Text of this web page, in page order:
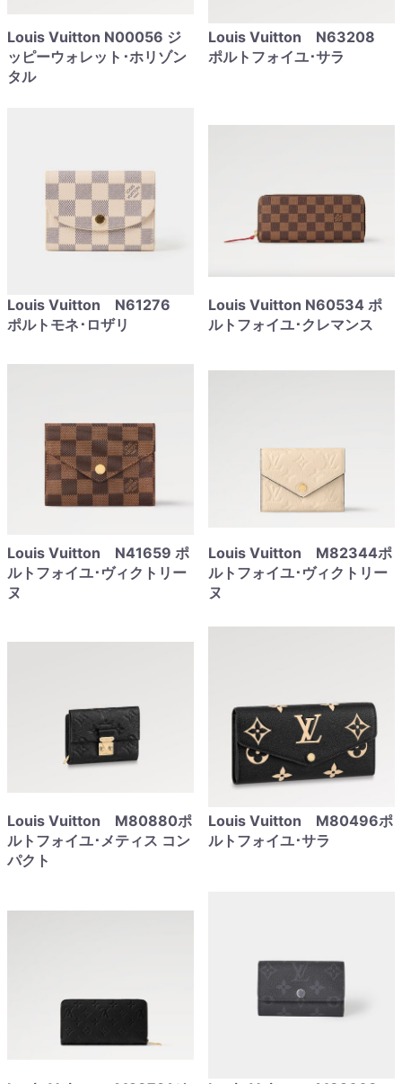
Louis Vuitton N00056 ジ
ッピーウォレット･ホリゾン
タル
Louis Vuitton N63208
ポルトフォイユ･サラ
Louis Vuitton N61276
ポルトモネ･ロザリ
Louis Vuitton N60534 ポ
ルトフォイユ･クレマンス
Louis Vuitton N41659 ポ
ルトフォイユ･ヴィクトリー
ヌ
Louis Vuitton M82344ポ
ルトフォイユ･ヴィクトリー
ヌ
Louis Vuitton M80880ポ
ルトフォイユ･メティス コン
パクト
Louis Vuitton M80496ポ
ルトフォイユ･サラ